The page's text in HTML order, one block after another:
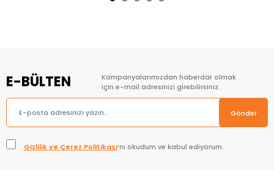
E-BÜLTEN
Kampanyalarımızdan haberdar olmak
için e-mail adresinizi girebilirsiniz.
Gönder
Gizlilik ve Çerez Politikası’nı okudum ve kabul ediyorum.